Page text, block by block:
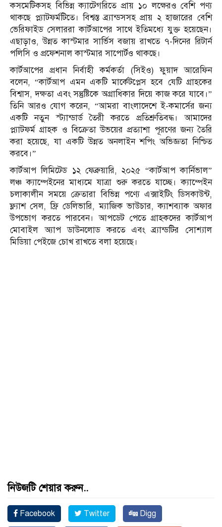
কসমেটিকসহ বিভিন্ন ক্যাটেগরিতে প্রায় ১০ লক্ষেরও বেশি পণ্য
থাকছে প্ল্যাটফর্মটিতে। বিশ্বস্ত ব্র্যান্ডসসহ প্রায় ২ হাজারের বেশি
ভেরিফাইড সেলাররা কার্টআপের সাথে ইতিমধ্যে যুক্ত হয়েছেন।
এছাড়াও, উন্নত কাস্টমার সার্ভিস বজায় রাখতে ৭-দিনের রিটার্ন
পলিসি ও প্রফেশনাল কাস্টমার সাপোর্টও থাকছে।
কার্টআপের প্রধান নির্বাহী কর্মকর্তা (সিইও) ফুয়াদ আরেফিন
বলেন, “কার্টআপ এমন একটি মার্কেটপ্লেস হবে যেটি গ্রাহকের
বিশ্বাস, দক্ষতা এবং সন্তুষ্টিকে অগ্রাধিকার দিয়ে কাজ করে যাবে।”
তিনি আরও যোগ করেন, “আমরা বাংলাদেশে ই-কমার্সের জন্য
একটি নতুন স্ট্যান্ডার্ড তৈরী করতে প্রতিশ্রুতিবদ্ধ। আমাদের
প্ল্যাটফর্ম গ্রাহক ও বিক্রেতা উভয়ের প্রত্যাশা পূরণের জন্য তৈরি
করা হয়েছে, যা একটি উন্নত অনলাইন শপিং অভিজ্ঞতা নিশ্চিত
করবে।”
কার্টআপ লিমিটেড ১২ ফেব্রুয়ারি, ২০২৫ “কার্টআপ কার্নিভাল”
লঞ্চ ক্যাম্পেইনের মাধ্যমে যাত্রা শুরু করতে যাচ্ছে। ক্যাম্পেইন
চলাকালীন সময়ে ক্রেতারা বিভিন্ন পণ্যে এক্সাইটিং ডিসকাউন্ট,
ফ্ল্যাশ সেল, ফ্রি ডেলিভারি, ম্যাজিক ভাউচার, ক্যাশব্যাক অফার
উপভোগ করতে পারবেন। আপডেট পেতে গ্রাহকদের কার্টআপ
মোবাইল অ্যাপ ডাউনলোড করতে এবং ব্র্যান্ডটির সোশ্যাল
মিডিয়া পেইজে চোখ রাখতে বলা হয়েছে।
নিউজটি শেয়ার করুন..
Facebook Twitter Digg